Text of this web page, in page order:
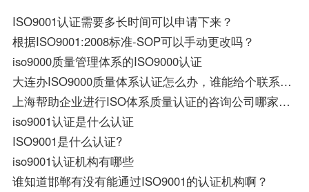
ISO9001认证需要多长时间可以申请下来？
根据ISO9001:2008标准-SOP可以手动更改吗？
iso9000质量管理体系的ISO9000认证
大连办ISO9000质量体系认证怎么办，谁能给个联系方式啊。谢谢。
上海帮助企业进行ISO体系质量认证的咨询公司哪家比较好 最好有丰富的帮助地产行业类公司进行贯标的经验
iso9001认证是什么认证
ISO9001是什么认证?
iso9001认证机构有哪些
谁知道邯郸有没有能通过ISO9001的认证机构啊？